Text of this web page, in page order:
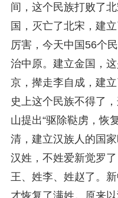
间，这个民族打败了
国，灭亡了北宋，建
厉害，今天中国56个
治中原。建立金国，
京，撵走李自成，建
史上这个民族不得了
山提出“驱除鞑虏，恢
清，建立汉族人的国
汉姓，不姓爱新觉罗
王、姓李、姓赵了。
才恢复了满姓。原来